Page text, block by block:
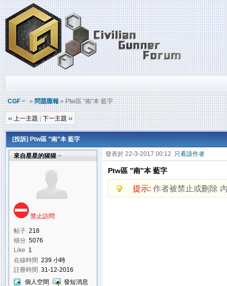
CGF »問題匯報» Ptw區 ”南”本 藍字
‹‹ 上一主題 下一主題 ››
[投訴] Ptw區 ”南”本 藍字
來自星星的猩猩
禁止訪問
帖子 218
積分 5076
Like 1
在線時間 239 小時
註冊時間 31-12-2016
個人空間
發短消息
發表於 22-3-2017 00:12 只看該作者
Ptw區 ”南”本 藍字
提示: 作者被禁止或刪除